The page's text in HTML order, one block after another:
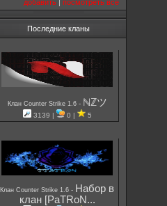
добавить | посмотреть все
Последние кланы
Клан Counter Strike 1.6 - ℕℤツ
3139 | 0 | 5
Клан Counter Strike 1.6 - Набор в
клан [PaTRoN...